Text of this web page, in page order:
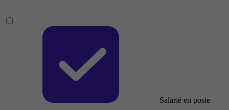
Salarié en poste